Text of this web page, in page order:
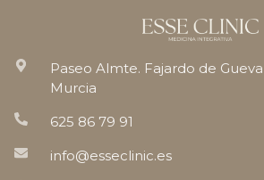
Paseo Almte. Fajardo de
Murcia
625 86 79 91
info@esseclinic.es